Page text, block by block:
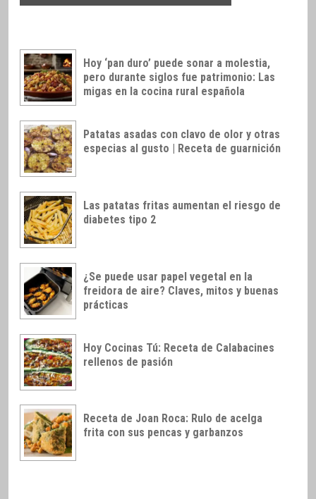
Hoy ‘pan duro’ puede sonar a molestia,
pero durante siglos fue patrimonio: Las
migas en la cocina rural española
Patatas asadas con clavo de olor y otras
especias al gusto | Receta de guarnición
Las patatas fritas aumentan el riesgo de
diabetes tipo 2
¿Se puede usar papel vegetal en la
freidora de aire? Claves, mitos y buenas
prácticas
Hoy Cocinas Tú: Receta de Calabacines
rellenos de pasión
Receta de Joan Roca: Rulo de acelga
frita con sus pencas y garbanzos